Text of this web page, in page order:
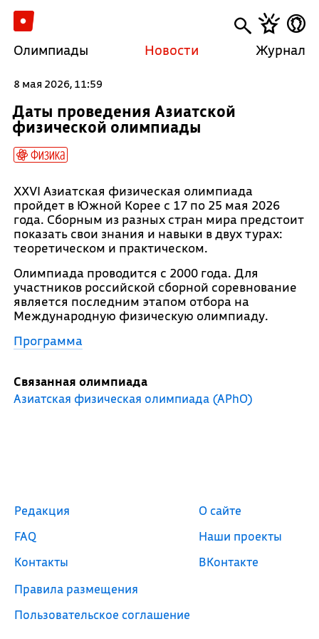
Олимпиады Новости Журнал
8 мая 2026, 11:59
Даты проведения Азиатской
физической олимпиады
Физика
XXVI Азиатская физическая олимпиада
пройдет в Южной Корее с 17 по 25 мая 2026
года. Сборным из разных стран мира предстоит
показать свои знания и навыки в двух турах:
теоретическом и практическом.
Олимпиада проводится с 2000 года. Для
участников российской сборной соревнование
является последним этапом отбора на
Международную физическую олимпиаду.
Программа
Связанная олимпиада
Азиатская физическая олимпиада (APhO)
Редакция
FAQ
Контакты
Правила размещения
Пользовательское соглашение
О сайте
Наши проекты
ВКонтакте